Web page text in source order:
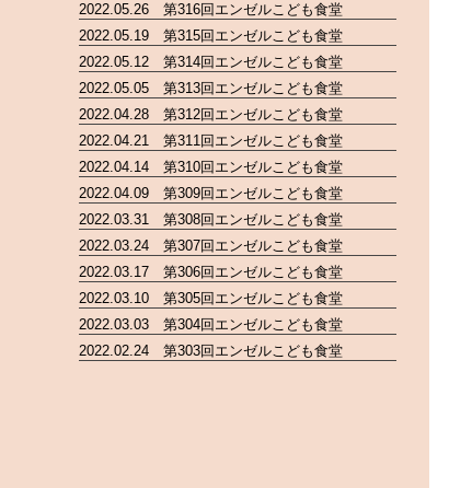
2022.05.26 第316回エンゼルこども食堂
2022.05.19 第315回エンゼルこども食堂
2022.05.12 第314回エンゼルこども食堂
2022.05.05 第313回エンゼルこども食堂
2022.04.28 第312回エンゼルこども食堂
2022.04.21 第311回エンゼルこども食堂
2022.04.14 第310回エンゼルこども食堂
2022.04.09 第309回エンゼルこども食堂
2022.03.31 第308回エンゼルこども食堂
2022.03.24 第307回エンゼルこども食堂
2022.03.17 第306回エンゼルこども食堂
2022.03.10 第305回エンゼルこども食堂
2022.03.03 第304回エンゼルこども食堂
2022.02.24 第303回エンゼルこども食堂